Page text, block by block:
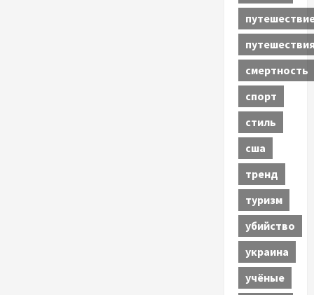
смертность
спорт
стиль
сша
тренд
туризм
убийство
украина
учёные